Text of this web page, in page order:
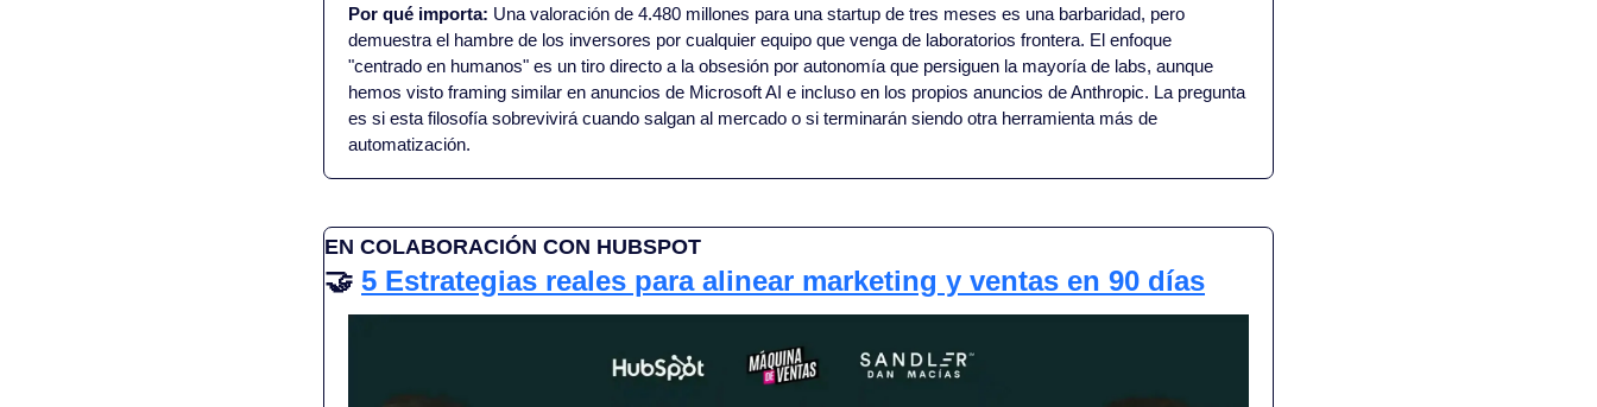
Por qué importa: Una valoración de 4.480 millones para una startup de tres meses es una barbaridad, pero
demuestra el hambre de los inversores por cualquier equipo que venga de laboratorios frontera. El enfoque
"centrado en humanos" es un tiro directo a la obsesión por autonomía que persiguen la mayoría de labs, aunque
hemos visto framing similar en anuncios de Microsoft AI e incluso en los propios anuncios de Anthropic. La pregunta
es si esta filosofía sobrevivirá cuando salgan al mercado o si terminarán siendo otra herramienta más de
automatización.
EN COLABORACIÓN CON HUBSPOT
🤝 5 Estrategias reales para alinear marketing y ventas en 90 días